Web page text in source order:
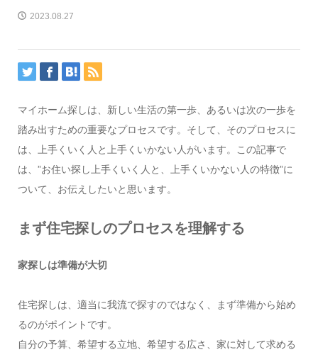
2023.08.27
マイホーム探しは、新しい生活の第一歩、あるいは次の一歩を
踏み出すための重要なプロセスです。そして、そのプロセスに
は、上手くいく人と上手くいかない人がいます。この記事で
は、”お住い探し上手くいく人と、上手くいかない人の特徴”に
ついて、お伝えしたいと思います。
まず住宅探しのプロセスを理解する
家探しは準備が大切
住宅探しは、適当に我流で探すのではなく、まず準備から始め
るのがポイントです。
自分の予算、希望する立地、希望する広さ、家に対して求める